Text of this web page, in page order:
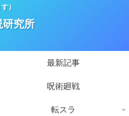
）
研究所
最新記事
呪術廻戦
転スラ